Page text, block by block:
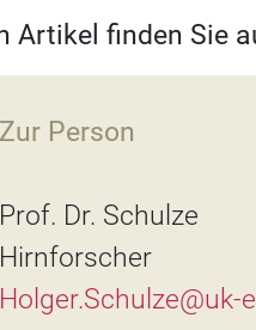
Artikel finden Sie
Zur Person
Prof. Dr. Schulze
Hirnforscher
Holger.Schulze@uk-